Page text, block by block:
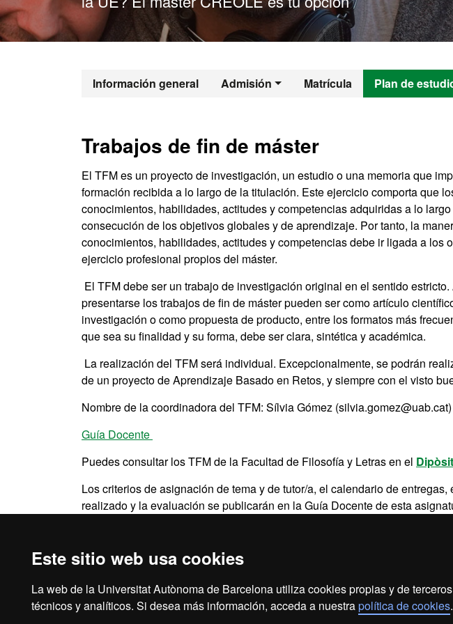
Este sitio web usa cookies
La web de la Universitat Autònoma de Barcelona utiliza cookies propias y de
técnicos y analíticos. Si desea más información, acceda a nuestrapolítica de cookies.
Información general Admisión Matrícula Plan de
Máster Oficial -
Trabajos de fin de máster
El TFM es un proyecto de investigación, un estudio o una memoria que
formación recibida a lo largo de la titulación. Este ejercicio comporta que
conocimientos, habilidades, actitudes y competencias adquiridas a lo
consecución de los objetivos globales y de aprendizaje. Por tanto, la
conocimientos, habilidades, actitudes y competencias debe ir ligada a los
ejercicio profesional propios del máster.
El TFM debe ser un trabajo de investigación original en el sentido
presentarse los trabajos de fin de máster pueden ser como artículo
investigación o como propuesta de producto, entre los formatos más
que sea su finalidad y su forma, debe ser clara, sintética y académica.
La realización del TFM será individual. Excepcionalmente, se podrán
de un proyecto de Aprendizaje Basado en Retos, y siempre con el visto
Nombre de la coordinadora del TFM: Sílvia Gómez (silvia.gomez@uab.cat)
Guía Docente
Puedes consultar los TFM de la Facultad de Filosofía y Letras en el
Los criterios de asignación de tema y de tutor/a, el calendario de
realizado y la evaluación se publicarán en la Guía Docente de esta
Aviso legal Protección de datos Sobre el